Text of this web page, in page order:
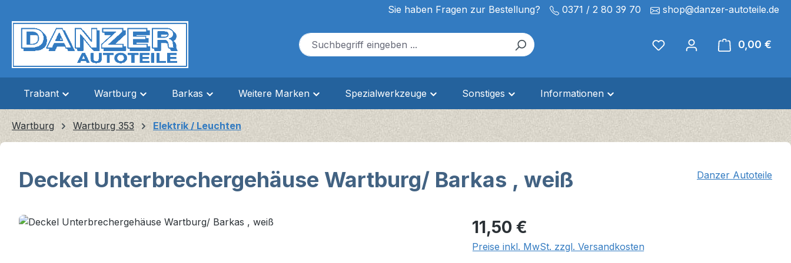
Sie haben Fragen zur Bestellung? 0371 / 2 80 39 70 shop@danzer-autoteile.de
0,00 €
Trabant Wartburg Barkas Weitere Marken Spezialwerkzeuge Sonstiges Informationen
Wartburg Wartburg 353 Elektrik / Leuchten
Deckel Unterbrechergehäuse Wartburg/ Barkas , weiß Danzer Autoteile
Bildergalerie überspringen Regulärer Preis:
11,50 €
Preise inkl. MwSt. zzgl. Versandkosten